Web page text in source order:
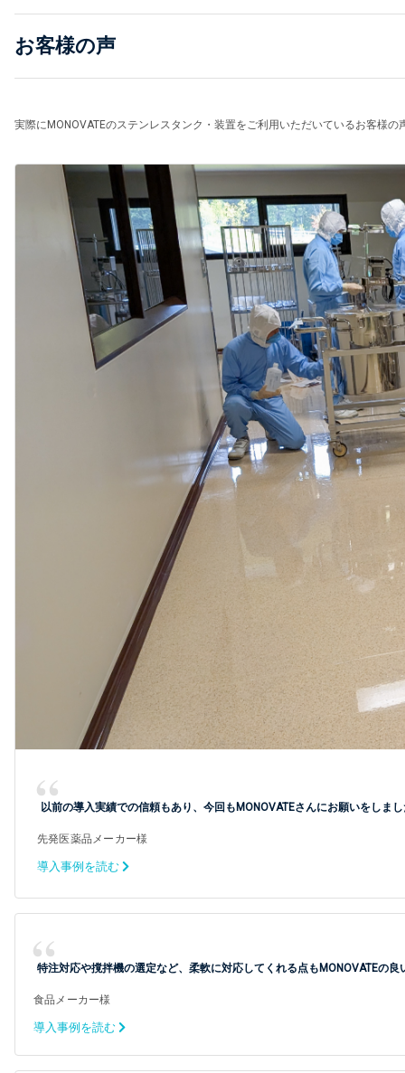
お客様の声
実際にMONOVATEのステンレスタンク・装置をご利用いただいているお客様の
以前の導入実績での信頼もあり、今回もMONOVATEさんにお願いをし
先発医薬品メーカー様
導入事例を読む
特注対応や撹拌機の選定など、柔軟に対応してくれる点もMONOVATEの
食品メーカー様
導入事例を読む